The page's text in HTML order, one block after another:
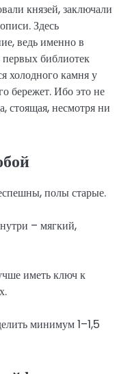
князей, заключали
Здесь
ведь именно в
первых библиотек
холодного камня у
бережет. Ибо это не
стоящая, несмотря ни
полы старые.
– мягкий,
иметь ключ к
минимум 1–1,5